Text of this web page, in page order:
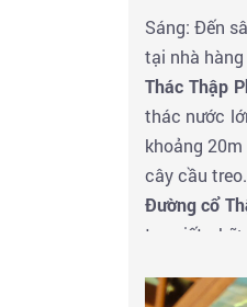
Sáng: Đến
tại nhà
Thác Thập
thác nước
khoảng
cây cầu
Đường cổ
tay viết
đường sắt